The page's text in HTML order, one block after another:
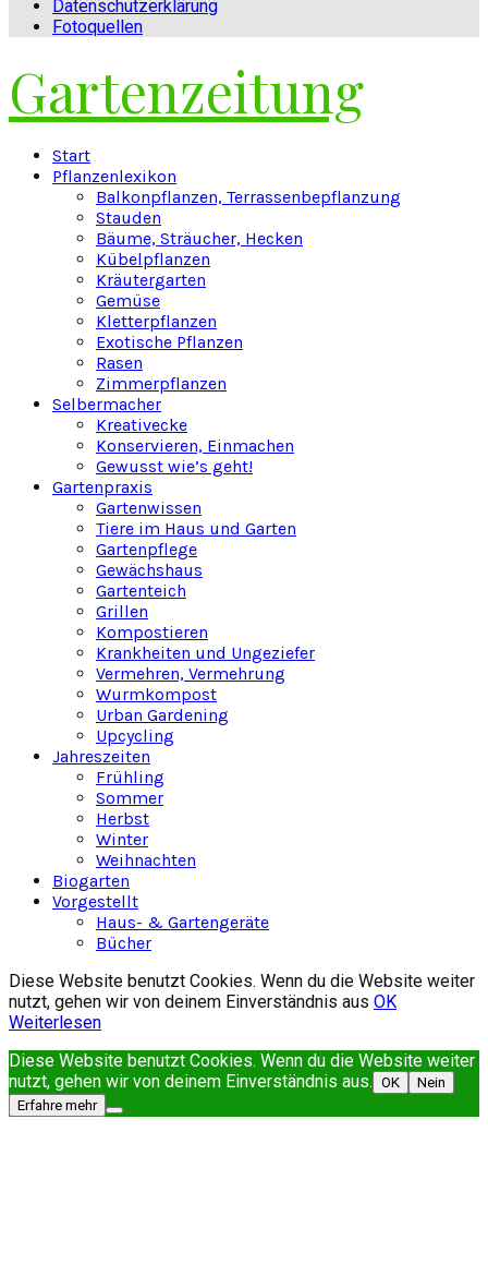
Datenschutzerklärung
Fotoquellen
Gartenzeitung
Start
Pflanzenlexikon
Balkonpflanzen, Terrassenbepflanzung
Stauden
Bäume, Sträucher, Hecken
Kübelpflanzen
Kräutergarten
Gemüse
Kletterpflanzen
Exotische Pflanzen
Rasen
Zimmerpflanzen
Selbermacher
Kreativecke
Konservieren, Einmachen
Gewusst wie’s geht!
Gartenpraxis
Gartenwissen
Tiere im Haus und Garten
Gartenpflege
Gewächshaus
Gartenteich
Grillen
Kompostieren
Krankheiten und Ungeziefer
Vermehren, Vermehrung
Wurmkompost
Urban Gardening
Upcycling
Jahreszeiten
Frühling
Sommer
Herbst
Winter
Weihnachten
Biogarten
Vorgestellt
Haus- & Gartengeräte
Bücher
Diese Website benutzt Cookies. Wenn du die Website weiter
nutzt, gehen wir von deinem Einverständnis aus OK
Weiterlesen
Diese Website benutzt Cookies. Wenn du die Website weiter
nutzt, gehen wir von deinem Einverständnis aus. OK
Nein
Erfahre mehr